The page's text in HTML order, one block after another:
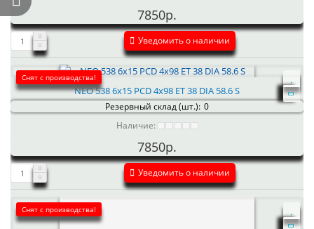
7850р.
Уведомить о наличии
Снят с производства!
NEO 538 6x15 PCD 4x98 ET 38 DIA 58.6 S
Резервный склад (шт.): 0
Наличие:
7850р.
Уведомить о наличии
Снят с производства!